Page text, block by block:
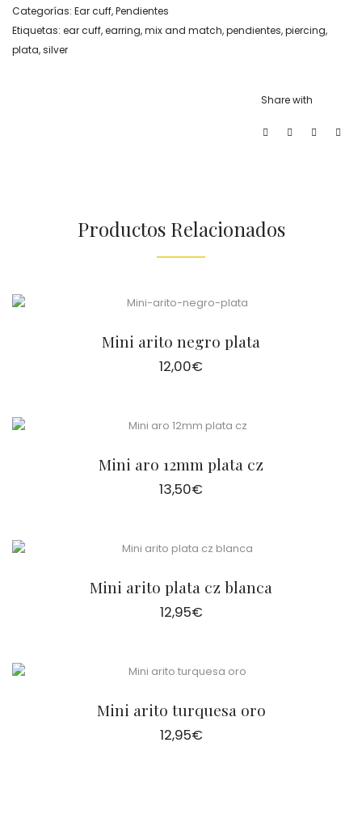
Categorías: Ear cuff,Pendientes
Etiquetas: ear cuff,earring,mix and match,pendientes,piercing,
plata,silver
Share with
Productos Relacionados
Mini arito negro plata
12,00€
Mini aro 12mm plata cz
13,50€
Mini arito plata cz blanca
12,95€
Mini arito turquesa oro
12,95€